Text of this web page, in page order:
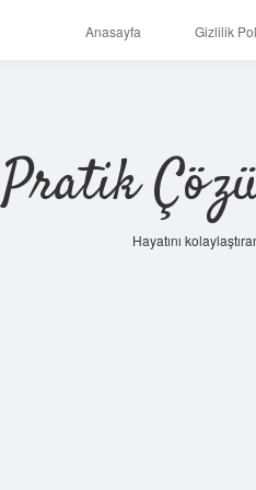
Anasayfa Gizlilik
Pratik
Hayatını